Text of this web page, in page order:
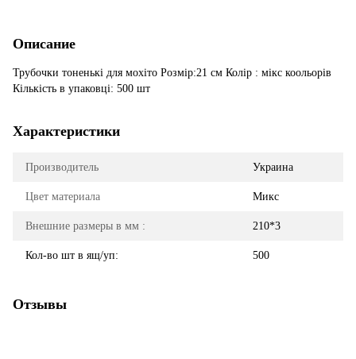
Описание
Трубочки тоненькі для мохіто Розмір:21 см Колір : мікс коольорів
Кількість в упаковці: 500 шт
Характеристики
Производитель Украина
Цвет материала Микс
Внешние размеры в мм : 210*3
Кол-во шт в ящ/уп: 500
Отзывы